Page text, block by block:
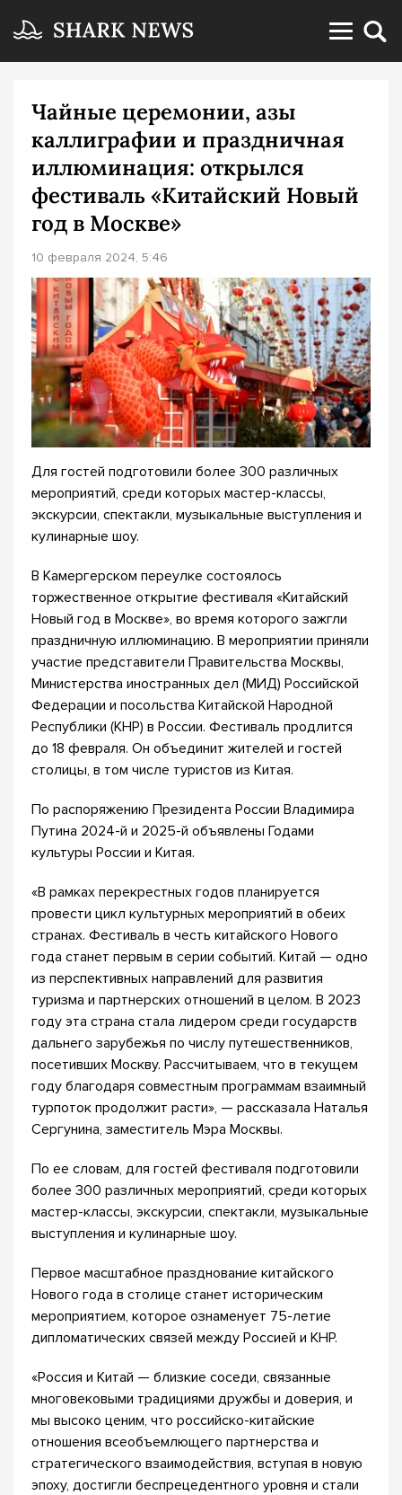
Чайные церемонии, азы
каллиграфии и праздничная
иллюминация: открылся
фестиваль «Китайский Новый
год в Москве»
10 февраля 2024, 5:46
Для гостей подготовили более 300 различных
мероприятий, среди которых мастер-классы,
экскурсии, спектакли, музыкальные выступления и
кулинарные шоу.
В Камергерском переулке состоялось
торжественное открытие фестиваля «Китайский
Новый год в Москве», во время которого зажгли
праздничную иллюминацию. В мероприятии приняли
участие представители Правительства Москвы,
Министерства иностранных дел (МИД) Российской
Федерации и посольства Китайской Народной
Республики (КНР) в России. Фестиваль продлится
до 18 февраля. Он объединит жителей и гостей
столицы, в том числе туристов из Китая.
По распоряжению Президента России Владимира
Путина 2024-й и 2025-й объявлены Годами
культуры России и Китая.
«В рамках перекрестных годов планируется
провести цикл культурных мероприятий в обеих
странах. Фестиваль в честь китайского Нового
года станет первым в серии событий. Китай — одно
из перспективных направлений для развития
туризма и партнерских отношений в целом. В 2023
году эта страна стала лидером среди государств
дальнего зарубежья по числу путешественников,
посетивших Москву. Рассчитываем, что в текущем
году благодаря совместным программам взаимный
турпоток продолжит расти», — рассказала Наталья
Сергунина, заместитель Мэра Москвы.
По ее словам, для гостей фестиваля подготовили
более 300 различных мероприятий, среди которых
мастер-классы, экскурсии, спектакли, музыкальные
выступления и кулинарные шоу.
Первое масштабное празднование китайского
Нового года в столице станет историческим
мероприятием, которое ознаменует 75-летие
дипломатических связей между Россией и КНР.
«Россия и Китай — близкие соседи, связанные
многовековыми традициями дружбы и доверия, и
мы высоко ценим, что российско-китайские
отношения всеобъемлющего партнерства и
стратегического взаимодействия, вступая в новую
эпоху, достигли беспрецедентного уровня и стали